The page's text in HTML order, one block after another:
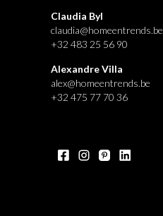
Claudia Byl
claudia@homeentrends.be
+32 483 25 56 90
Alexandre Villa
alex@homeentrends.be
+32 475 77 70 36